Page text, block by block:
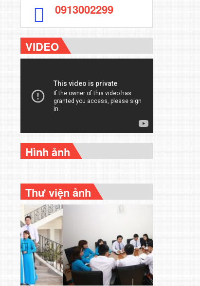
0913002299
VIDEO
Hình ảnh
Thư viện ảnh